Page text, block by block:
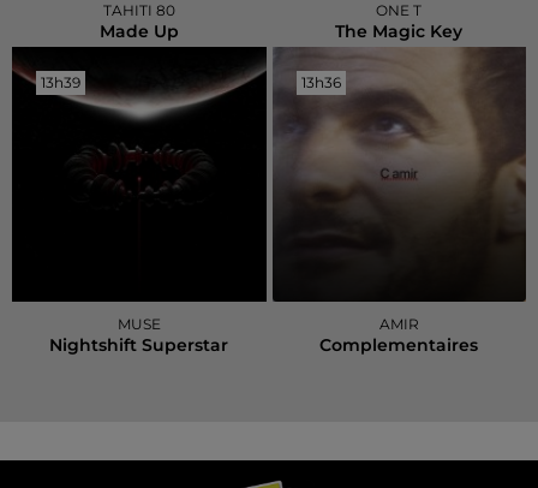
TAHITI 80
Made Up
ONE T
The Magic Key
13h39
13h39
MUSE
Nightshift Superstar
13h36
13h36
AMIR
Complementaires